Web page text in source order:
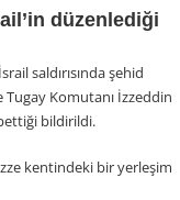
düzenlediği
saldırısında şehid
Tugay Komutanı İzzeddin
bildirildi.
kentindeki bir yerleşim